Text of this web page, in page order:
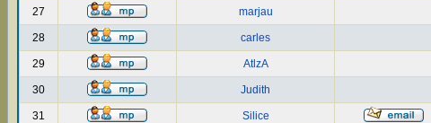
27 marjau
28 carles
29 AtlzA
30 Judith
31 Silice